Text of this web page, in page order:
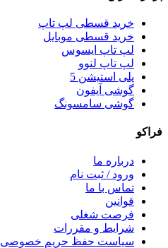
خرید قسطی لپ تاپ
خرید قسطی موبایل
لپ تاپ ایسوس
لپ تاپ لنوو
پلی استیشن 5
گوشی آیفون
گوشی سامسونگ
فراکو
درباره ما
ورود / ثبت نام
تماس با ما
قوانین
فرصت شغلی
شرایط و مقررات
سیاست حفظ حریم خصوصی